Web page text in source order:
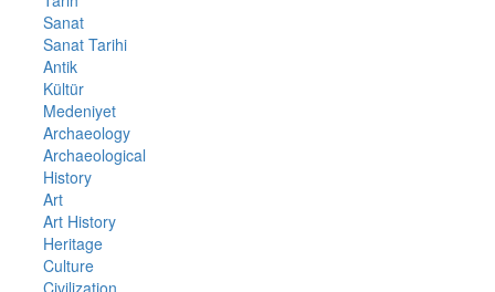
Sanat
Sanat Tarihi
Antik
Kültür
Medeniyet
Archaeology
Archaeological
History
Art
Art History
Heritage
Culture
Civilization